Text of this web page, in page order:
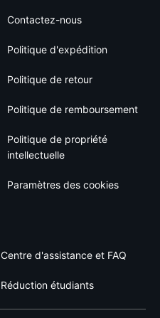
Contactez-nous
Politique d'expédition
Politique de retour
Politique de remboursement
Politique de propriété
intellectuelle
Paramètres des cookies
Centre d'assistance et FAQ
Réduction étudiants